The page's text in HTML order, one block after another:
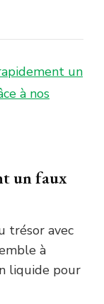
un faux
trésor avec
à
liquide pour